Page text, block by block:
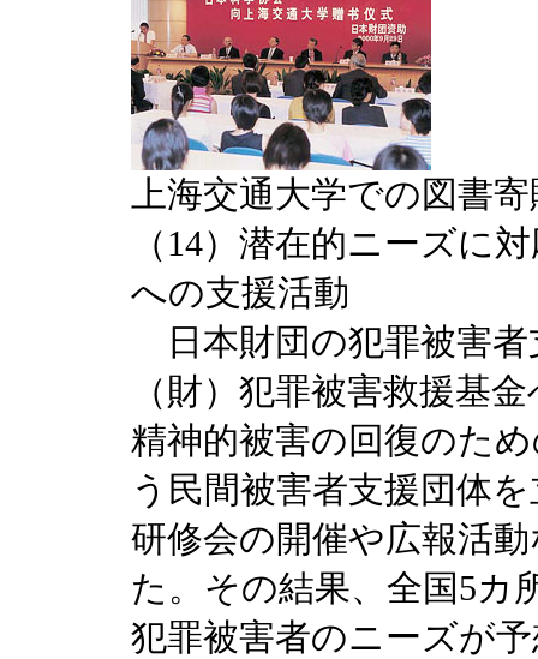
上海交通大学での図書寄
（14）潜在的ニーズに
への支援活動
日本財団の犯罪被害者
（財）犯罪被害救援基
精神的被害の回復のた
う民間被害者支援団体
研修会の開催や広報活
た。その結果、全国5カ
犯罪被害者のニーズが